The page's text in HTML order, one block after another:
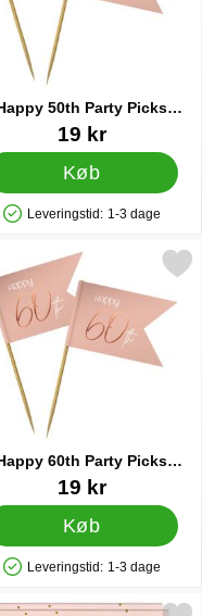
50th Party Picks
Lyserød
2252619 kr
Køb
Produkttilgængelighed: På lager
Leveringstid: 1-3 dage
som favorit
60th Party Picks
Lyserød
2252719 kr
Køb
Produkttilgængelighed: På lager
Leveringstid: 1-3 dage
happy 60th Party